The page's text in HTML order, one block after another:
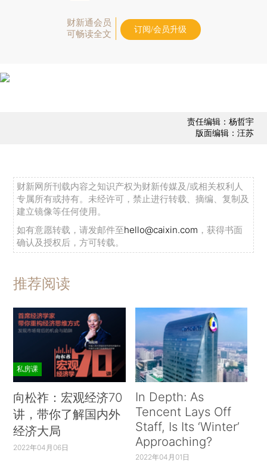
财新通会员
可畅读全文
订阅/会员升级
责任编辑：杨哲宇
版面编辑：汪苏
财新网所刊载内容之知识产权为财新传媒及/或相关权利人
专属所有或持有。未经许可，禁止进行转载、摘编、复制及
建立镜像等任何使用。
如有意愿转载，请发邮件至hello@caixin.com ，获得书面
确认及授权后，方可转载。
推荐阅读
私房课
向松祚：宏观经济70
讲，带你了解国内外
经济大局
2022年04月06日
In Depth: As
Tencent Lays Off
Staff, Is Its ‘Winter’
Approaching?
2022年04月01日